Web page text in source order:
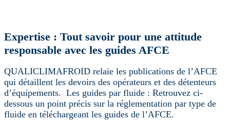
Expertise : Tout savoir pour une attitude
responsable avec les guides AFCE
QUALICLIMAFROID relaie les publications de l’AFCE
qui détaillent les devoirs des opérateurs et des détenteurs
d’équipements. Les guides par fluide : Retrouvez ci-
dessous un point précis sur la réglementation par type de
fluide en téléchargeant les guides de l’AFCE.